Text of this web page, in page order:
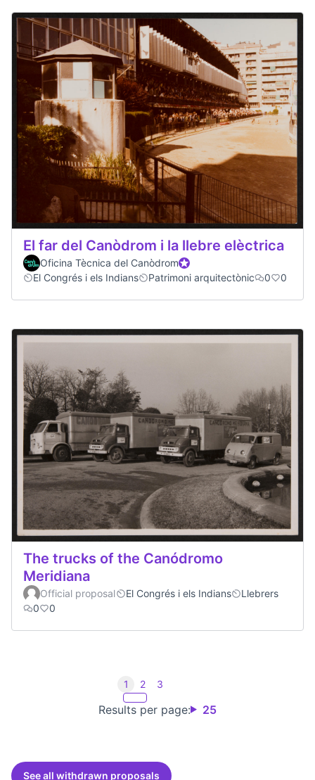
El far del Canòdrom i la llebre elèctrica
Oficina Tècnica del CanòdromOfficial participant
El Congrés i els Indians
Patrimoni arquitectònic 0 0
The trucks of the Canódromo
Meridiana
Official proposal El Congrés i els Indians
Llebrers
0
0
Results per page: 25
1 2 3
See all withdrawn proposals